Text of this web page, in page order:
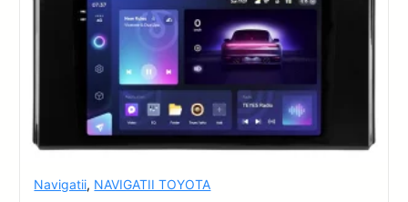
Navigatii, NAVIGATII TOYOTA